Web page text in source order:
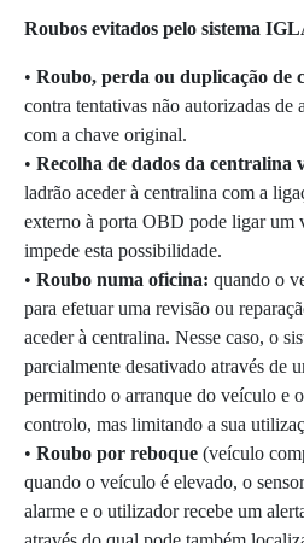
Roubos evitados pelo sistema
• Roubo, perda ou duplicação de
contra tentativas não autorizadas de
com a chave original.
• Recolha de dados da centralina
ladrão aceder à centralina com a
externo à porta OBD pode ligar um
impede esta possibilidade.
• Roubo numa oficina: quando o
para efetuar uma revisão ou
aceder à centralina. Nesse caso, o
parcialmente desativado através de
permitindo o arranque do veículo e
controlo, mas limitando a sua
• Roubo por reboque (veículo
quando o veículo é elevado, o
alarme e o utilizador recebe um